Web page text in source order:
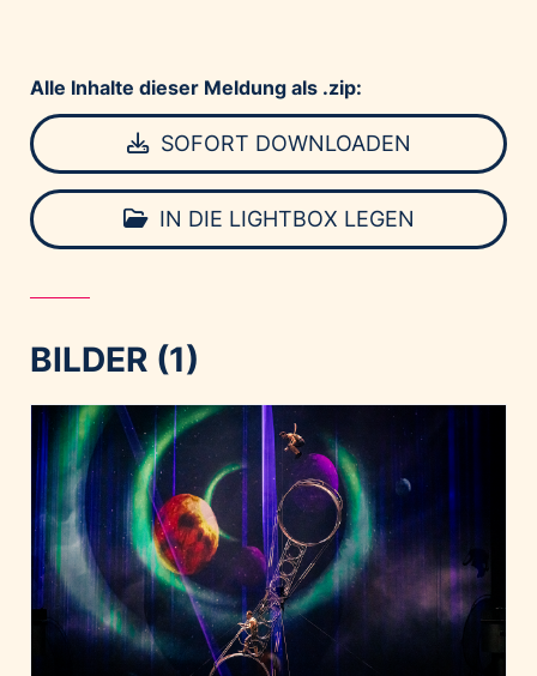
Alle Inhalte dieser Meldung als .zip:
SOFORT DOWNLOADEN
IN DIE LIGHTBOX LEGEN
BILDER (1)